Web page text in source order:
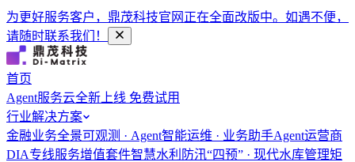
为更好服务客户，鼎茂科技官网正在全面改版中。如遇不便，
请随时联系我们！
首页
Agent服务云全新上线 免费试用
行业解决方案
金融业务全景可观测 · Agent智能运维 · 业务助手Agent运营商
DIA专线服务增值套件智慧水利 防汛“四预” · 现代水库管理矩